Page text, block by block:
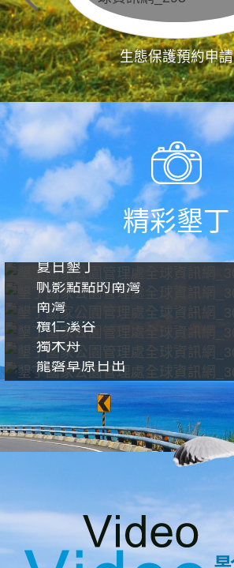
生態保護預約申請
精彩墾丁
夏日墾丁
帆影點點的南灣
南灣
欖仁溪谷
獨木舟
龍磐草原日出